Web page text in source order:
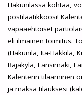
Hakunilassa kohtaa,
postilaatikkoosi!
vapaaehtoiset
eli ilmainen toimitus.
(Hakunila, Itä-Hakkila,
Rajakylä, Länsimäki,
Kalenterin tilaaminen
ja maksa tilauksesi